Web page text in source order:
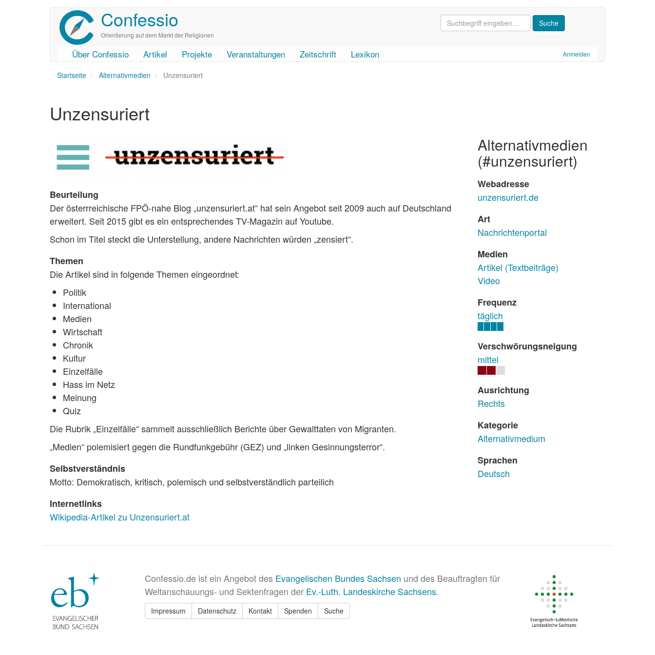
Confessio
Orientierung auf dem Markt der Religionen
User
account
Anmelden
Main
navigation
Über Confessio Artikel Projekte Veranstaltungen Zeitschrift Lexikon
Startseite Alternativmedien Unzensuriert
Unzensuriert
Beurteilung
Der österrreichische FPÖ-nahe Blog „unzensuriert.at“ hat sein Angebot seit 2009 auch auf Deutschland
erweitert. Seit 2015 gibt es ein entsprechendes TV-Magazin auf Youtube.
Schon im Titel steckt die Unterstellung, andere Nachrichten würden „zensiert“.
Themen
Die Artikel sind in folgende Themen eingeordnet:
Politik
International
Medien
Wirtschaft
Chronik
Kultur
Einzelfälle
Hass im Netz
Meinung
Quiz
Die Rubrik „Einzelfälle“ sammelt ausschließlich Berichte über Gewalttaten von Migranten.
„Medien“ polemisiert gegen die Rundfunkgebühr (GEZ) und „linken Gesinnungsterror“.
Selbstverständnis
Motto: Demokratisch, kritisch, polemisch und selbstverständlich parteilich
Internetlinks
Wikipedia-Artikel zu Unzensuriert.at
alternativmedien
(#unzensuriert)
Webadresse
unzensuriert.de
Art
Nachrichtenportal
Medien
Artikel (Textbeiträge)
Video
Frequenz
täglich
Verschwörungsneigung
mittel
Ausrichtung
Rechts
Kategorie
Alternativmedium
Sprachen
Deutsch
Confessio.de ist ein Angebot des Evangelischen Bundes Sachsen und des Beauftragten für
Weltanschauungs- und Sektenfragen der Ev.-Luth. Landeskirche Sachsens.
Impressum Datenschutz Kontakt Spenden Suche